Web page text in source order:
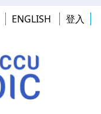
ENGLISH 登入